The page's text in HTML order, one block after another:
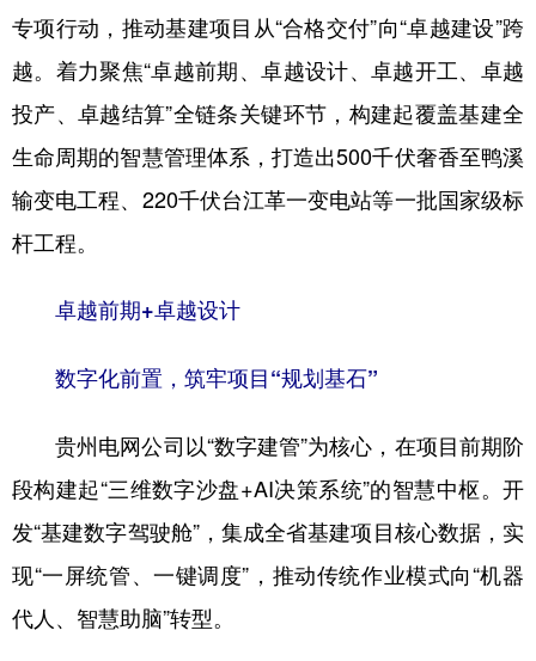
地方频道
北京 天津 河北 山西
辽宁 吉林 上海 江苏
浙江 安徽 福建 江西
山东
广东 广西
新疆 内蒙古 黑龙江
多语种频道
English Español Français عربى
专项行动，推动基建项目从“合格交付”向“卓越建设”跨
越。着力聚焦“卓越前期、卓越设计、卓越开工、卓越
投产、卓越结算”全链条关键环节，构建起覆盖基建全
生命周期的智慧管理体系，打造出500千伏奢香至鸭溪
输变电工程、220千伏台江革一变电站等一批国家级标
杆工程。
卓越前期+卓越设计
数字化前置，筑牢项目“规划基石”
贵州电网公司以“数字建管”为核心，在项目前期阶
段构建起“三维数字沙盘+AI决策系统”的智慧中枢。开
发“基建数字驾驶舱”，集成全省基建项目核心数据，实
现“一屏统管、一键调度”，推动传统作业模式向“机器
代人、智慧助脑”转型。